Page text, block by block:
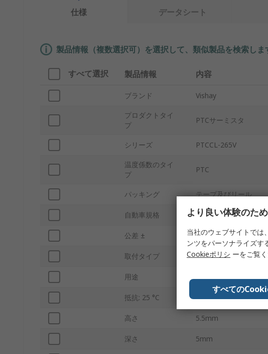
仕様 データシート
製品情報（複数選択可）を選択して、類似製品を検索しま
すべて選択 製品情報 内容
ブランド Vishay
プロダクトタイ
プ
PTCサーミスタ
シリーズ PTCCL-265V
温度係数のタイ
プ
PTC
パッキング テープ及びリール
自動車規格 なし
公差 ± 20%
取付タイプ はんだ
用途 過負荷電流, 温度保護
抵抗: 25 °C 1.2kΩ
高さ 5.5mm
深さ 5mm
より良い体験のた
当社のウェブサイトでは
ンツをパーソナライズす
Cookieポリシ ーをご覧く
すべての